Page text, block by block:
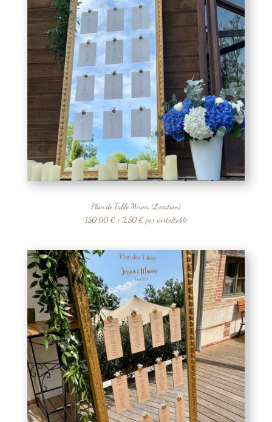
Plan de Table Miroir (Location)
150,00 € + 2,50 € par carte/table